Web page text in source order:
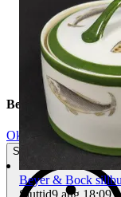
Beskrivning
Okej använt skick
Synliga tecken på
Beyer & Bock
Sluttid9 aug 18:09.